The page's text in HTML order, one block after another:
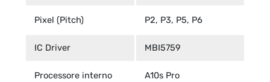
Pixel (Pitch) P2, P3, P5, P6
IC Driver MBI5759
Processore interno A10s Pro